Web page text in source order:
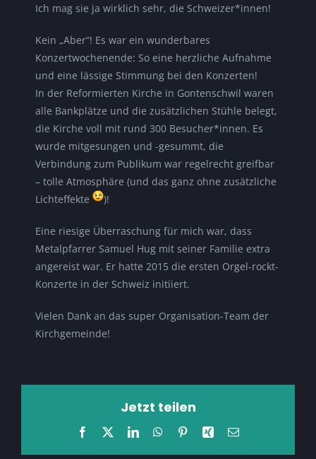
Ich mag sie ja wirklich sehr, die Schweizer*innen!
Kein „Aber“! Es war ein wunderbares
Konzertwochenende: So eine herzliche Aufnahme
und eine lässige Stimmung bei den Konzerten!
In der Reformierten Kirche in Gontenschwil waren
alle Bankplätze und die zusätzlichen Stühle belegt,
die Kirche voll mit rund 300 Besucher*innen. Es
wurde mitgesungen und -gesummt, die
Verbindung zum Publikum war regelrecht greifbar
– tolle Atmosphäre (und das ganz ohne zusätzliche
Lichteffekte
)!
Eine riesige Überraschung für mich war, dass
Metalpfarrer Samuel Hug mit seiner Familie extra
angereist war. Er hatte 2015 die ersten Orgel-rockt-
Konzerte in der Schweiz initiiert.
Vielen Dank an das super Organisation-Team der
Kirchgemeinde!
Jetzt teilen
Facebook LinkedInWhatsApp
PinterestXing E-